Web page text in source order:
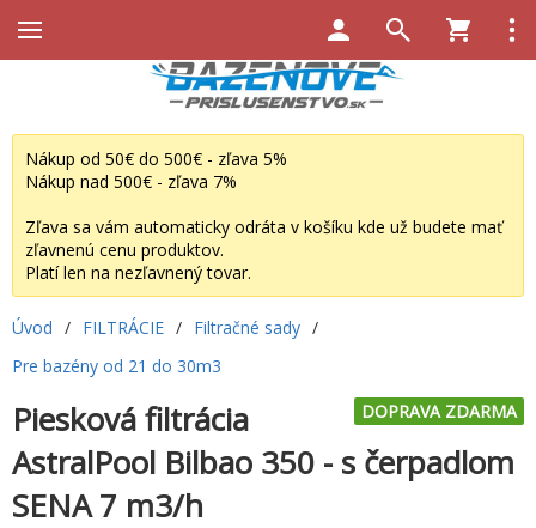
Nákup od 50€ do 500€ - zľava 5%
Nákup nad 500€ - zľava 7%
Zľava sa vám automaticky odráta v košíku kde už budete mať
zľavnenú cenu produktov.
Platí len na nezľavnený tovar.
Úvod / FILTRÁCIE / Filtračné sady /
Pre bazény od 21 do 30m3
DOPRAVA ZDARMA
Piesková filtrácia
AstralPool Bilbao 350 - s čerpadlom
SENA 7 m3/h